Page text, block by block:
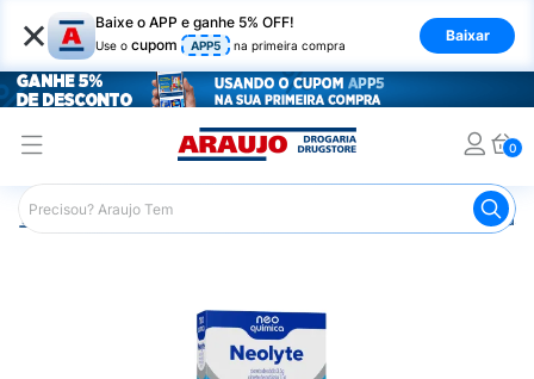
× Baixe o APP e ganhe 5% OFF!
Use o cupom APP5 na primeira compra
Baixar
0
Araujo Medicamentos Remédio para o Estômago e